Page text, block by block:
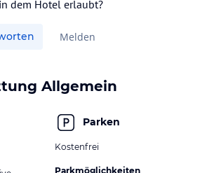
Melden
Allgemein
Parken
Kostenfrei
Parkmöglichkeiten